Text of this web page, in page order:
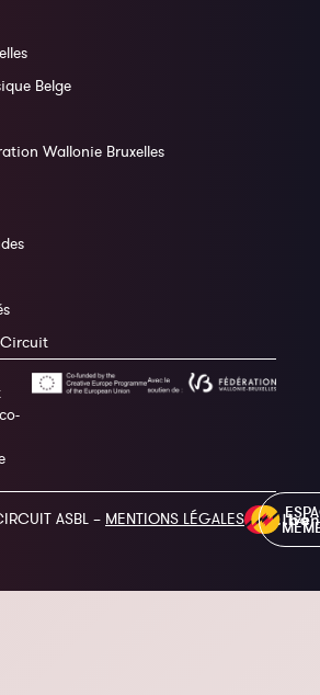
Belge
Wallonie Bruxelles
ASBL – MENTIONS LÉGALES